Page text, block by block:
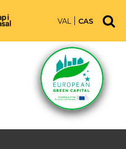
VAL CAS